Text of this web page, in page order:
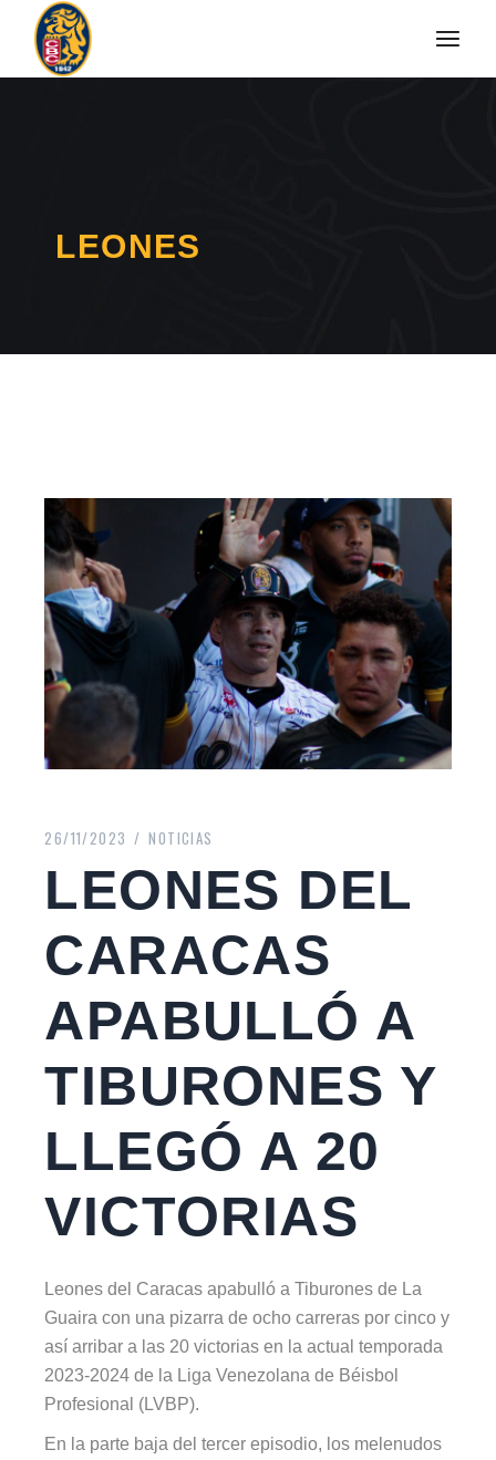
LEONES
26/11/2023 NOTICIAS
LEONES DEL
CARACAS
APABULLÓ A
TIBURONES Y
LLEGÓ A 20
VICTORIAS
Leones del Caracas apabulló a Tiburones de La
Guaira con una pizarra de ocho carreras por cinco y
así arribar a las 20 victorias en la actual temporada
2023-2024 de la Liga Venezolana de Béisbol
Profesional (LVBP).
En la parte baja del tercer episodio, los melenudos